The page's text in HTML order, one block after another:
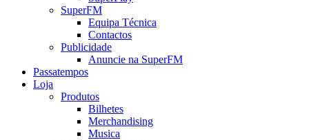
SuperFM
Equipa Técnica
Contactos
Publicidade
Anuncie na SuperFM
Passatempos
Loja
Produtos
Bilhetes
Merchandising
Musica